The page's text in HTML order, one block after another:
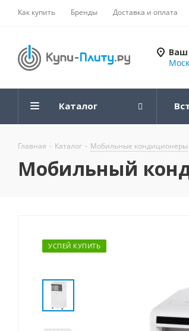
Как купить Бренды Доставка и оплата
Ваш
Каталог
Главная - Каталог - Мобильные кондиционеры
Мобильный
УСПЕЙ КУПИТЬ